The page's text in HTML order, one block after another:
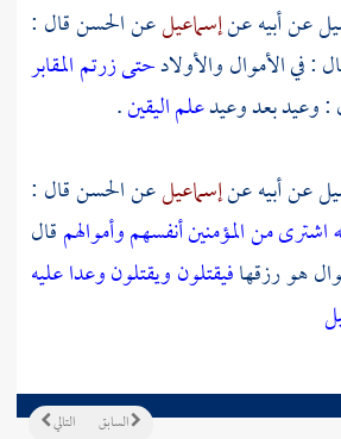
عن أبيه عنإسماعيلعنالحسنقال :
: في الأموال والأولادحتى زرتم المقابر
: وعيد بعد وعيدعلم اليقين.
عن أبيه عنإسماعيلعنالحسنقال :
اشترى من المؤمنين أنفسهم وأموالهمقال
هو رزقهافيقتلون ويقتلون وعدا عليه
التالي السابق